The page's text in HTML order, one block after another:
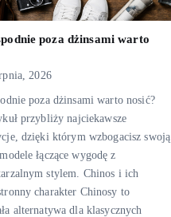
poza dżinsami warto
2026
poza dżinsami warto nosić?
przybliży najciekawsze
dzięki którym wzbogacisz swoją
łączące wygodę z
stylem. Chinos i ich
charakter Chinosy to
alternatywa dla klasycznych